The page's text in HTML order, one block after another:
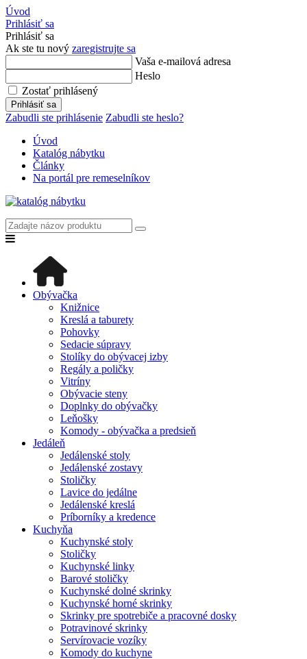
Úvod
Prihlásiť sa
Prihlásiť sa
Ak ste tu nový zaregistrujte sa
Vaša e-mailová adresa
Heslo
Zostať prihlásený
Prihlásiť sa
Zabudli ste prihlásenie Zabudli ste heslo?
Úvod
Katalóg nábytku
Články
Na portál pre remeselníkov
Obývačka
Knižnice
Kreslá a taburety
Pohovky
Sedacie súpravy
Stolíky do obývacej izby
Regály a poličky
Vitríny
Obývacie steny
Doplnky do obývačky
Leňošky
Komody - obývačka a predsieň
Jedáleň
Jedálenské stoly
Jedálenské zostavy
Stoličky
Lavice do jedálne
Jedálenské kreslá
Príborníky a kredence
Kuchyňa
Kuchynské stoly
Stoličky
Kuchynské linky
Barové stoličky
Kuchynské dolné skrinky
Kuchynské horné skrinky
Skrinky pre spotrebiče a pracovné dosky
Potravinové skrinky
Servírovacie vozíky
Komody do kuchyne